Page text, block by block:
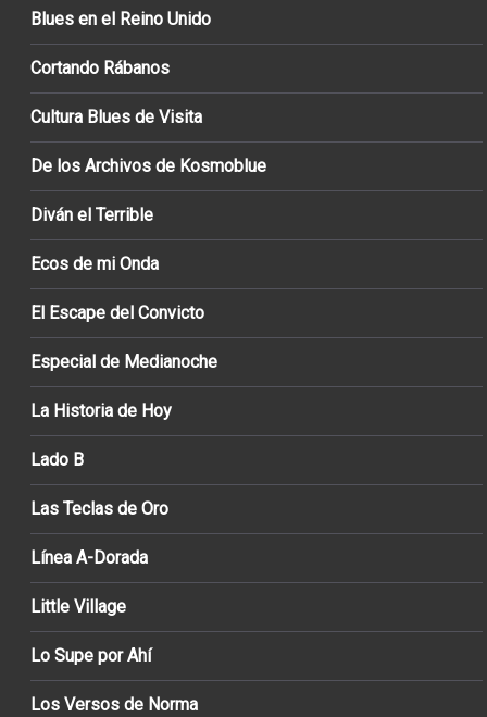
Blues en el Reino Unido
Cortando Rábanos
Cultura Blues de Visita
De los Archivos de Kosmoblue
Diván el Terrible
Ecos de mi Onda
El Escape del Convicto
Especial de Medianoche
La Historia de Hoy
Lado B
Las Teclas de Oro
Línea A-Dorada
Little Village
Lo Supe por Ahí
Los Versos de Norma